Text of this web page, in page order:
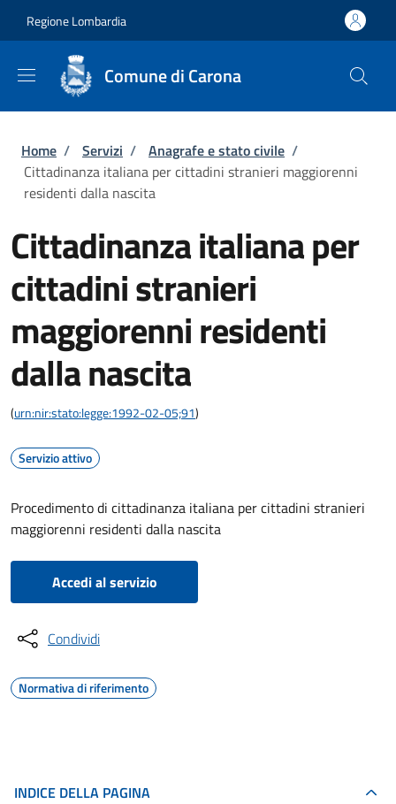
Regione Lombardia
Comune di Carona
Briciole di pane
Home / Servizi / Anagrafe e stato civile /
Cittadinanza italiana per cittadini stranieri maggiorenni
residenti dalla nascita
Cittadinanza italiana per
cittadini stranieri
maggiorenni residenti
dalla nascita
(urn:nir:stato:legge:1992-02-05;91)
Servizio attivo
Procedimento di cittadinanza italiana per cittadini stranieri
maggiorenni residenti dalla nascita
Accedi al servizio
Condividi
Normativa di riferimento
INDICE DELLA PAGINA